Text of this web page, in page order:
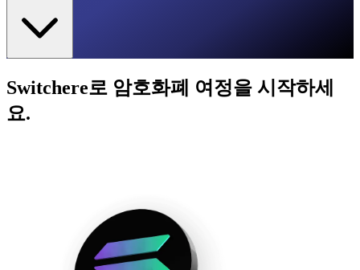
Switchere로 암호화폐 여정을 시작하세
요.